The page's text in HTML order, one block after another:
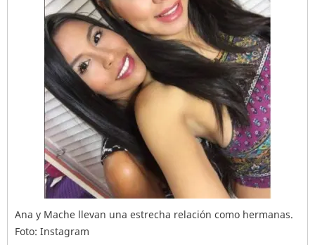
Ana y Mache llevan una estrecha relación como hermanas.
Foto: Instagram